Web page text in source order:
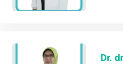
Dr.